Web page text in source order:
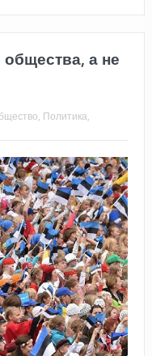
а не
, Политика,